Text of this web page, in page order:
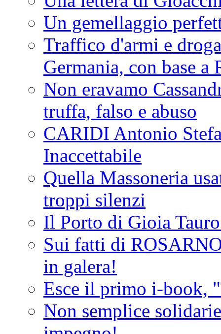
Un gemellaggio
Traffico d'armi e
Germania, con base a
Non eravamo
truffa, falso e abuso
CARIDI Antonio
Inaccettabile
Quella Massoneria
troppi silenzi
Il Porto di Gioia
Sui fatti di
in galera!
Esce il primo i-book,
Non semplice